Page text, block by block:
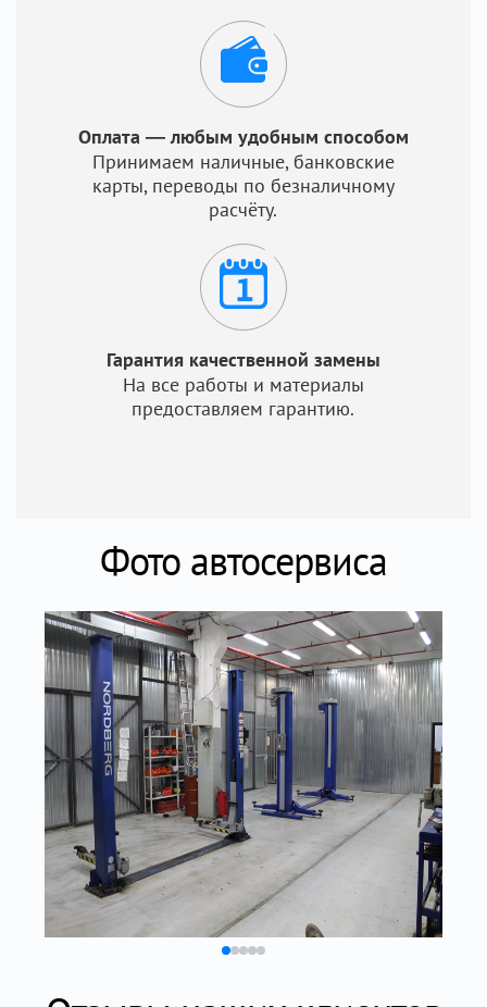
Оплата — любым удобным способом
Принимаем наличные, банковские
карты, переводы по безналичному
расчёту.
Гарантия качественной замены
На все работы и материалы
предоставляем гарантию.
Фото автосервиса